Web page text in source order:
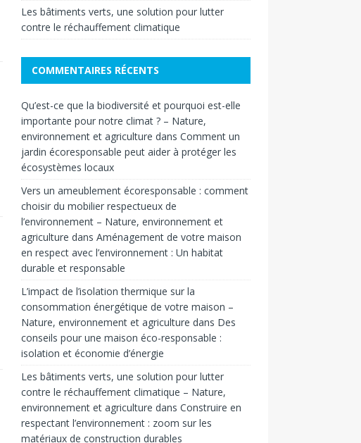
Les bâtiments verts, une solution pour lutter
contre le réchauffement climatique
COMMENTAIRES RÉCENTS
Qu’est-ce que la biodiversité et pourquoi est-elle
importante pour notre climat ? – Nature,
environnement et agriculture dans Comment un
jardin écoresponsable peut aider à protéger les
écosystèmes locaux
Vers un ameublement écoresponsable : comment
choisir du mobilier respectueux de
l’environnement – Nature, environnement et
agriculture dans Aménagement de votre maison
en respect avec l’environnement : Un habitat
durable et responsable
L’impact de l’isolation thermique sur la
consommation énergétique de votre maison –
Nature, environnement et agriculture dans Des
conseils pour une maison éco-responsable :
isolation et économie d’énergie
Les bâtiments verts, une solution pour lutter
contre le réchauffement climatique – Nature,
environnement et agriculture dans Construire en
respectant l’environnement : zoom sur les
matériaux de construction durables